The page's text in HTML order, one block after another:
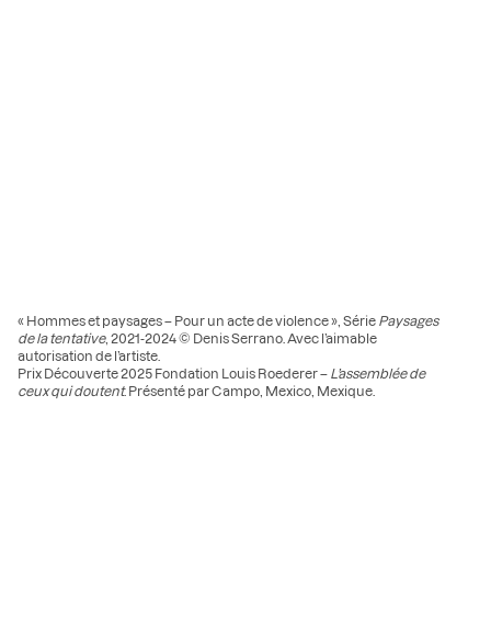
« Hommes et paysages – Pour un acte de violence », Série Paysages
de la tentative, 2021-2024 © Denis Serrano. Avec l’aimable
autorisation de l’artiste.
Prix Découverte 2025 Fondation Louis Roederer – L’assemblée de
ceux qui doutent. Présenté par Campo, Mexico, Mexique.